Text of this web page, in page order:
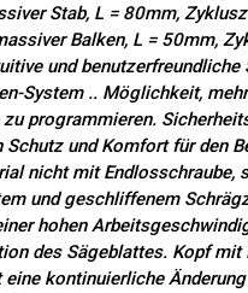
Stab, L = 80mm,
Balken, L = 50mm,
und benutzerfreundliche
System .. Möglichkeit,
zu programmieren.
Schutz und Komfort für den
nicht mit Endlosschraube,
und geschliffenem
hohen
des Sägeblattes. Kopf mit
kontinuierliche